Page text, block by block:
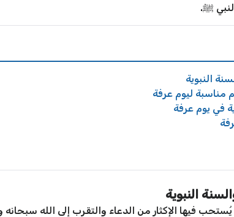
ﷺ.
النبوية
مناسبة ليوم عرفة
في يوم عرفة
النبوية
فيها الإكثار من الدعاء والتقرب إلى الله سبحانه